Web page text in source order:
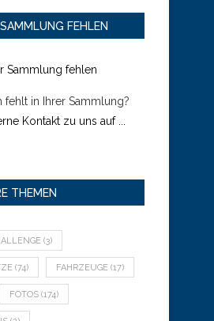
FEHLEN
fehlt in Ihrer Sammlung?
Kontakt zu uns auf ...
THEMEN
(3)
(74) FAHRZEUGE (17)
FOTOS (174)